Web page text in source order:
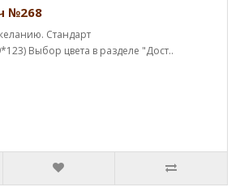
№268
Стандарт
Выбор цвета в разделе "Дост..